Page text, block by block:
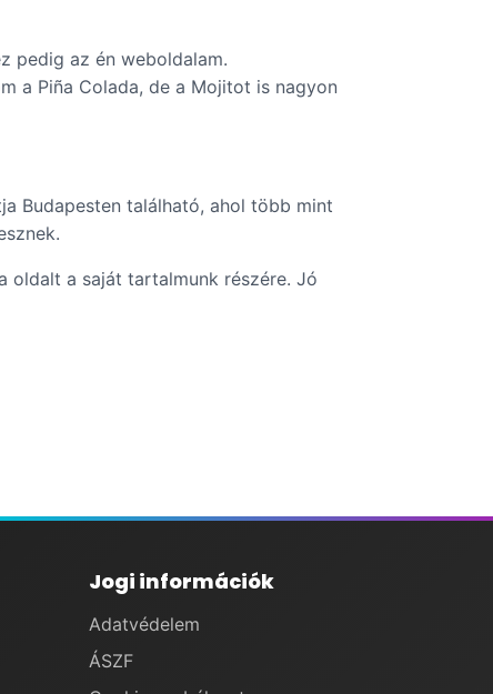
pedig az én weboldalam.
a Piña Colada, de a Mojitot is nagyon
Budapesten található, ahol több mint
oldalt a saját tartalmunk részére. Jó
Jogi információk
Adatvédelem
ÁSZF